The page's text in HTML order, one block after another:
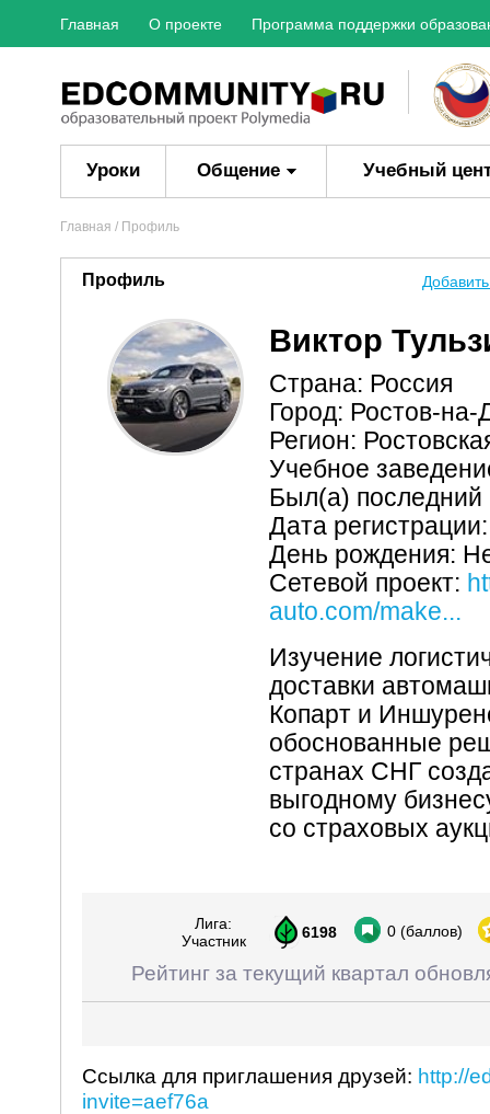
Главная О проекте Программа поддержки
Уроки Общение Учебный
Главная / Профиль
Профиль
Виктор
Страна: Россия
Город: Ростов-на-
Регион:
Учебное
Был(а) последний
Дата
День рождения:
Сетевой проект:
auto.com/make...
Изучение
доставки
Копарт и
обоснованные
странах СНГ
выгодному
со страховых
Лига:
Участник
6198 0 (баллов)
Рейтинг за текущий квартал
Ссылка для приглашения друзей: http://
invite=aef76a